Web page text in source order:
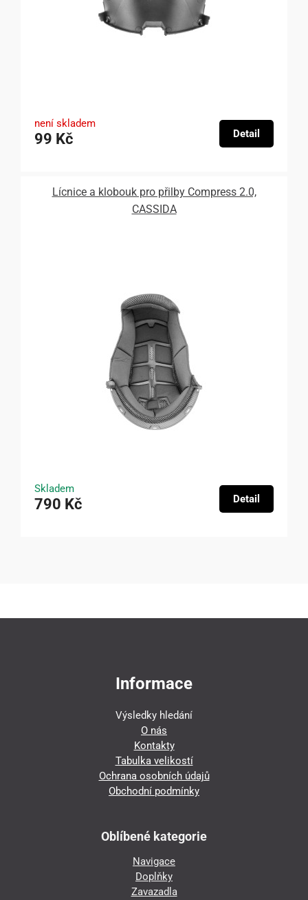
není skladem
99 Kč Detail
Lícnice a klobouk pro přilby Compress 2.0,
CASSIDA
Skladem
790 Kč Detail
Informace
Výsledky hledání
O nás
Kontakty
Tabulka velikostí
Ochrana osobních údajů
Obchodní podmínky
Oblíbené kategorie
Navigace
Doplňky
Zavazadla